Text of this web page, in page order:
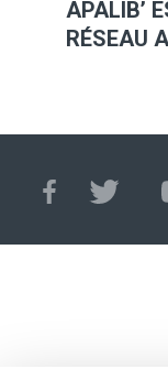
APALIB’
RÉSEAU